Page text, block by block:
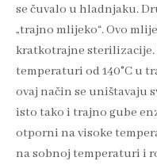
se čuvalo u hladnjaku.
„trajno mlijeko“. Ovo
kratkotrajne sterilizacije.
temperaturi od 140°C u
ovaj način se uništavaju
isto tako i trajno gube
otporni na visoke
na sobnoj temperaturi i